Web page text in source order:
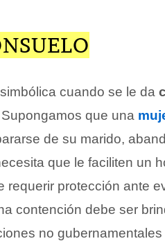
cuando se le da
Supongamos que una
de su marido,
que le faciliten un
requerir protección ante
contención debe ser
no